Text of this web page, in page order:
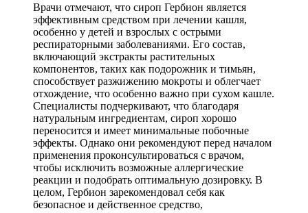
Врачи отмечают, что сироп Гербион является
эффективным средством при лечении кашля,
особенно у детей и взрослых с острыми
респираторными заболеваниями. Его состав,
включающий экстракты растительных
компонентов, таких как подорожник и тимьян,
способствует разжижению мокроты и облегчает
отхождение, что особенно важно при сухом кашле.
Специалисты подчеркивают, что благодаря
натуральным ингредиентам, сироп хорошо
переносится и имеет минимальные побочные
эффекты. Однако они рекомендуют перед началом
применения проконсультироваться с врачом,
чтобы исключить возможные аллергические
реакции и подобрать оптимальную дозировку. В
целом, Гербион зарекомендовал себя как
безопасное и действенное средство,